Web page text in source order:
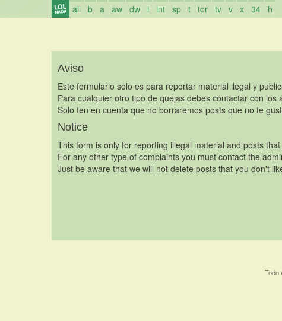
all b a aw dw i int sp t tor tv v x 34 h
Aviso
Este formulario solo es para reportar material ilegal y
Para cualquier otro tipo de quejas debes contactar con
Solo ten en cuenta que no borraremos posts que no te
Notice
This form is only for reporting illegal material and posts
For any other type of complaints you must contact the
Just be aware that we will not delete posts that you don't
Todo